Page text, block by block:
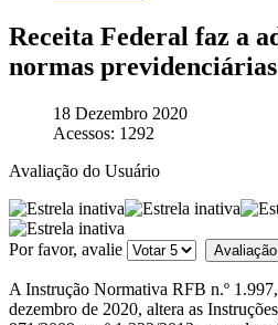
Receita Federal faz a
normas previdenciárias
18 Dezembro 2020
Acessos: 1292
Avaliação do Usuário
Por favor, avalie
A Instrução Normativa RFB n.º
dezembro de 2020, altera as